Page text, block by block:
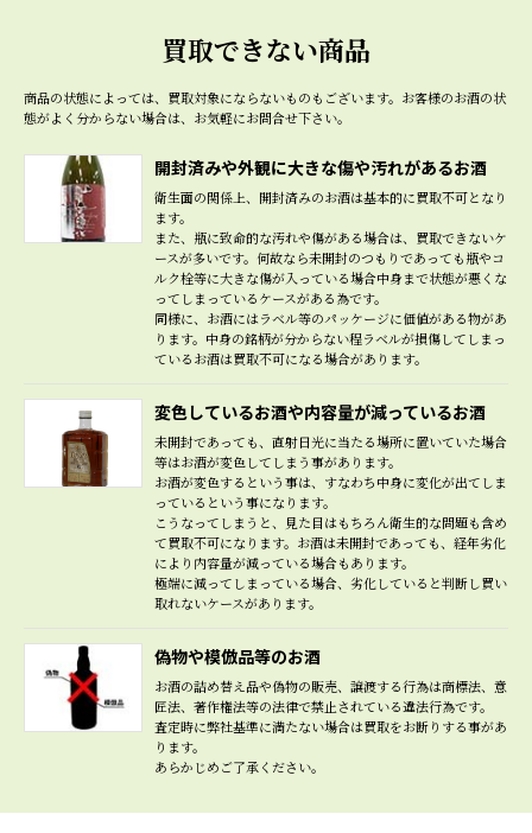
買取できない商品
商品の状態によっては、買取対象にならないものもございます。 お客様のお酒の状
態がよく分からない場合は、お気軽にお問合せ下さい。
開封済みや外観に大きな傷や汚れがあるお酒
衛生面の関係上、開封済みのお酒は基本的に買取不可となり
ます。
また、瓶に致命的な汚れや傷がある場合は、買取できないケ
ースが多いです。何故なら未開封のつもりであっても瓶やコ
ルク栓等に大きな傷が入っている場合中身まで状態が悪くな
ってしまっているケースがある為です。
同様に、お酒にはラベル等のパッケージに価値がある物があ
ります。中身の銘柄が分からない程ラベルが損傷してしまっ
ているお酒は買取不可になる場合があります。
変色しているお酒や内容量が減っているお酒
未開封であっても、直射日光に当たる場所に置いていた場合
等はお酒が変色してしまう事があります。
お酒が変色するという事は、すなわち中身に変化が出てしま
っているという事になります。
こうなってしまうと、見た目はもちろん衛生的な問題も含め
て買取不可になります。お酒は未開封であっても、経年劣化
により内容量が減っている場合もあります。
極端に減ってしまっている場合、劣化していると判断し買い
取れないケースがあります。
偽物や模倣品等のお酒
お酒の詰め替え品や偽物の販売、譲渡する行為は商標法、意
匠法、著作権法等の法律で禁止されている違法行為です。
査定時に弊社基準に満たない場合は買取をお断りする事があ
ります。
あらかじめご了承ください。